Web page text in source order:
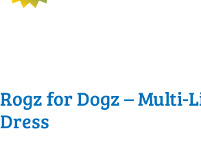
Rogz for Dogz – Multi-
Dress